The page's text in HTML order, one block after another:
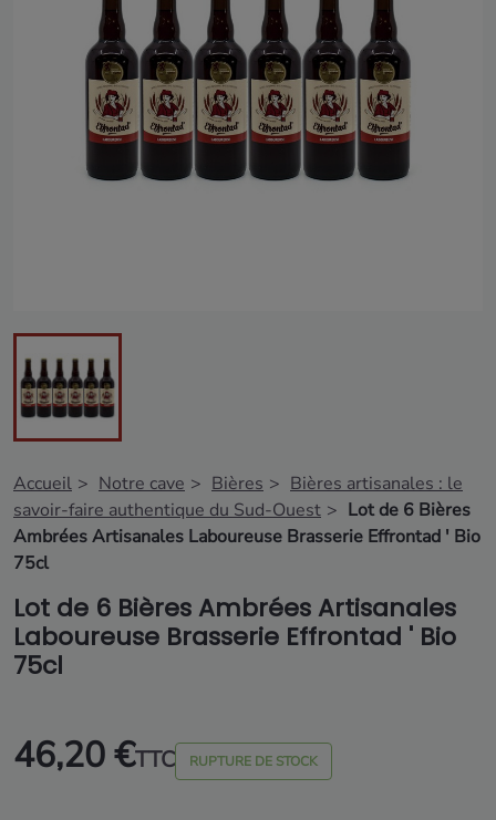
Accueil Notre cave Bières
Bières artisanales : le
savoir-faire authentique du Sud-Ouest
Lot de 6 Bières
Ambrées Artisanales Laboureuse Brasserie Effrontad ' Bio
75cl
Lot de 6 Bières Ambrées Artisanales
Laboureuse Brasserie Effrontad ' Bio
75cl
46,20 €TTC RUPTURE DE STOCK